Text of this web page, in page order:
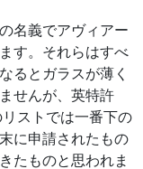
名義でアヴィアー
す。それらはすべ
るとガラスが薄く
せんが、英特許
ストでは一番下の
に申請されたもの
たものと思われま